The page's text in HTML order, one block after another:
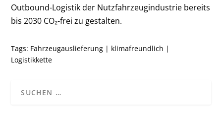
Outbound-Logistik der Nutzfahrzeugindustrie bereits
bis 2030 CO₂-frei zu gestalten.
Tags: Fahrzeugauslieferung | klimafreundlich |
Logistikkette